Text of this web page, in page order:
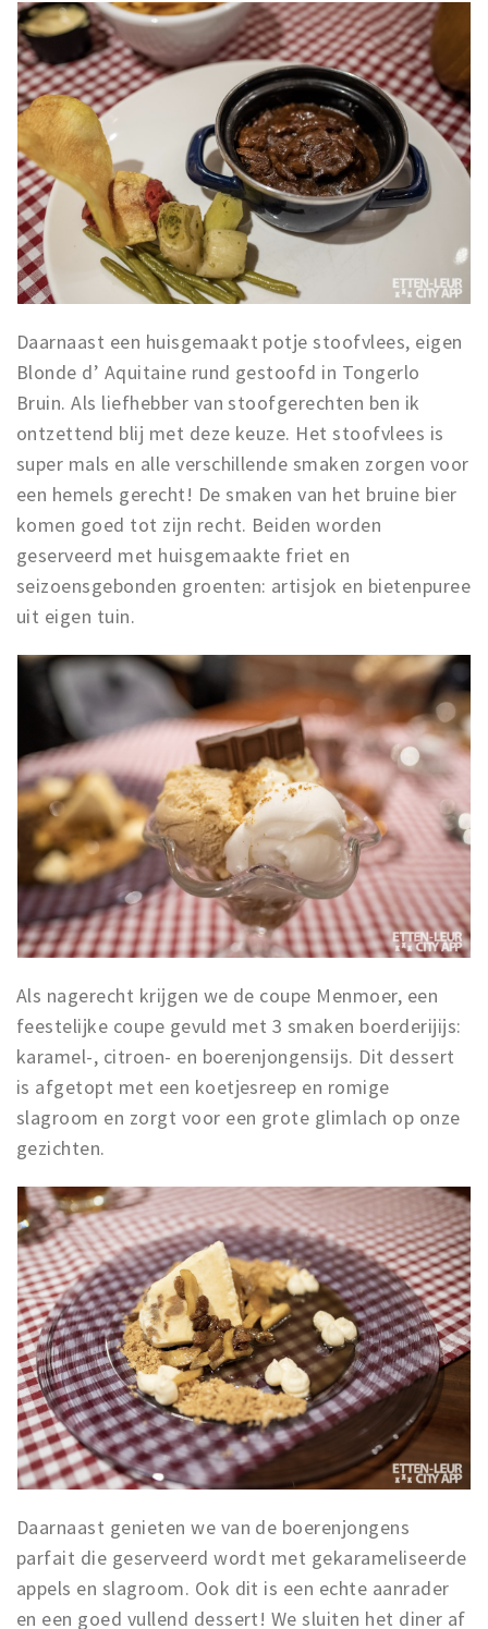
Daarnaast een huisgemaakt potje stoofvlees, eigen
Blonde d’ Aquitaine rund gestoofd in Tongerlo
Bruin. Als liefhebber van stoofgerechten ben ik
ontzettend blij met deze keuze. Het stoofvlees is
super mals en alle verschillende smaken zorgen voor
een hemels gerecht! De smaken van het bruine bier
komen goed tot zijn recht. Beiden worden
geserveerd met huisgemaakte friet en
seizoensgebonden groenten: artisjok en bietenpuree
uit eigen tuin.
Als nagerecht krijgen we de coupe Menmoer, een
feestelijke coupe gevuld met 3 smaken boerderijijs:
karamel-, citroen- en boerenjongensijs. Dit dessert
is afgetopt met een koetjesreep en romige
slagroom en zorgt voor een grote glimlach op onze
gezichten.
Daarnaast genieten we van de boerenjongens
parfait die geserveerd wordt met gekarameliseerde
appels en slagroom. Ook dit is een echte aanrader
en een goed vullend dessert! We sluiten het diner af